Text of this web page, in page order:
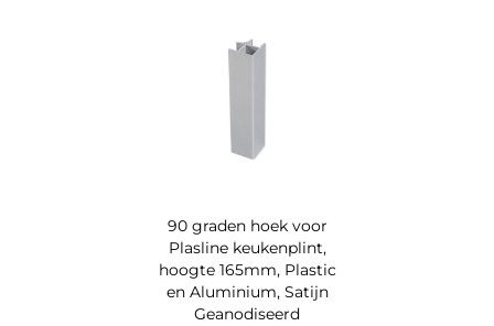
90 graden hoek voor
Plasline keukenplint,
hoogte 165mm, Plastic
en Aluminium, Satijn
Geanodiseerd